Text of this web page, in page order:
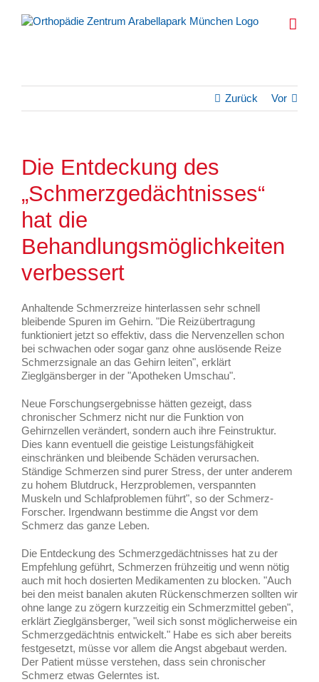
Inhalt
Zurück Vor
Die Entdeckung des
„Schmerzgedächtnisses“
hat die
Behandlungsmöglichkeiten
verbessert
Anhaltende Schmerzreize hinterlassen sehr schnell
bleibende Spuren im Gehirn. "Die Reizübertragung
funktioniert jetzt so effektiv, dass die Nervenzellen schon
bei schwachen oder sogar ganz ohne auslösende Reize
Schmerzsignale an das Gehirn leiten", erklärt
Zieglgänsberger in der "Apotheken Umschau".
Neue Forschungsergebnisse hätten gezeigt, dass
chronischer Schmerz nicht nur die Funktion von
Gehirnzellen verändert, sondern auch ihre Feinstruktur.
Dies kann eventuell die geistige Leistungsfähigkeit
einschränken und bleibende Schäden verursachen.
Ständige Schmerzen sind purer Stress, der unter anderem
zu hohem Blutdruck, Herzproblemen, verspannten
Muskeln und Schlafproblemen führt", so der Schmerz-
Forscher. Irgendwann bestimme die Angst vor dem
Schmerz das ganze Leben.
Die Entdeckung des Schmerzgedächtnisses hat zu der
Empfehlung geführt, Schmerzen frühzeitig und wenn nötig
auch mit hoch dosierten Medikamenten zu blocken. "Auch
bei den meist banalen akuten Rückenschmerzen sollten wir
ohne lange zu zögern kurzzeitig ein Schmerzmittel geben",
erklärt Zieglgänsberger, "weil sich sonst möglicherweise ein
Schmerzgedächtnis entwickelt." Habe es sich aber bereits
festgesetzt, müsse vor allem die Angst abgebaut werden.
Der Patient müsse verstehen, dass sein chronischer
Schmerz etwas Gelerntes ist.